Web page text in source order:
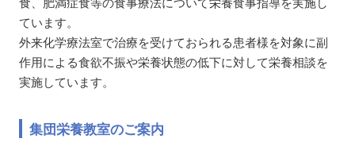
ています。
外来化学療法室で治療を受けておられる患者様を対象に副
作用による食欲不振や栄養状態の低下に対して栄養相談を
実施しています。
集団栄養教室のご案内